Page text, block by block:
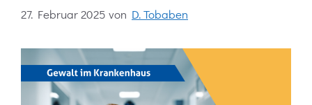
27. Februar 2025 von D. Tobaben